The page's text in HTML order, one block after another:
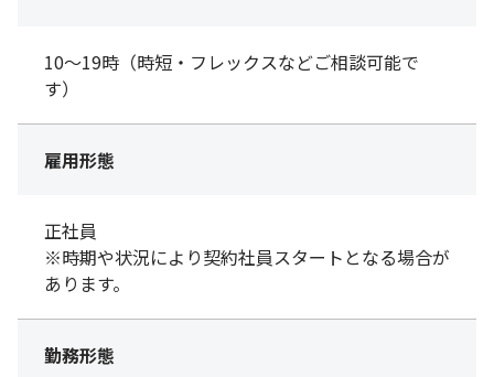
10～19時（時短・フレックスなどご相談可能で
す）
雇用形態
正社員
※時期や状況により契約社員スタートとなる場合が
あります。
勤務形態